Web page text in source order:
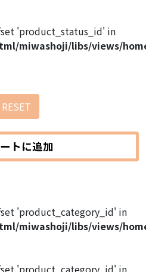
'product_status_id' in
miwashoji/libs/views/
RESET
トに追加
'product_category_id' in
miwashoji/libs/views/
'product_category_id' in